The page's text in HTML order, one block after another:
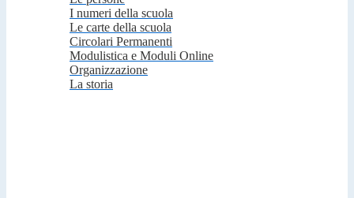
I numeri della scuola
Le carte della scuola
Circolari Permanenti
Modulistica e Moduli Online
Organizzazione
La storia